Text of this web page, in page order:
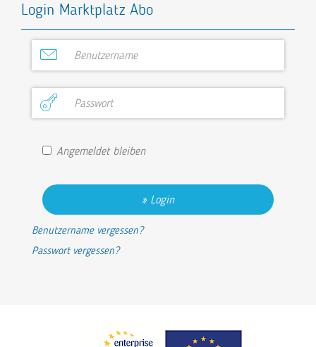
Login Marktplatz Abo
Angemeldet bleiben
Login
Benutzername vergessen?
Passwort vergessen?